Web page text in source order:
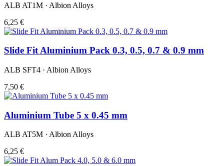
ALB AT1M · Albion Alloys
6,25 €
Slide Fit Aluminium Pack 0.3, 0.5, 0.7 & 0.9 mm
ALB SFT4 · Albion Alloys
7,50 €
Aluminium Tube 5 x 0.45 mm
ALB AT5M · Albion Alloys
6,25 €